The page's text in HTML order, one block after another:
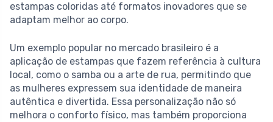
estampas coloridas até formatos inovadores que se
adaptam melhor ao corpo.
Um exemplo popular no mercado brasileiro é a
aplicação de estampas que fazem referência à cultura
local, como o samba ou a arte de rua, permitindo que
as mulheres expressem sua identidade de maneira
autêntica e divertida. Essa personalização não só
melhora o conforto físico, mas também proporciona